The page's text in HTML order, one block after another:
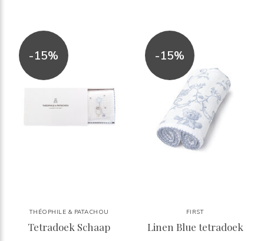
-15%
THÉOPHILE & PATACHOU
Tetradoek Schaap
-15%
FIRST
Linen Blue tetradoek